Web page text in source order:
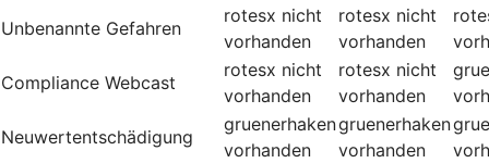
Unbenannte Gefahren
rotesx nicht
vorhanden
rotesx nicht
vorhanden
Compliance Webcast
rotesx nicht
vorhanden
rotesx nicht
vorhanden
Neuwertentschädigung
gruenerhaken
vorhanden
gruenerhaken
vorhanden